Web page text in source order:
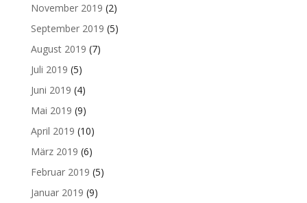
November 2019 (2)
September 2019 (5)
August 2019 (7)
Juli 2019 (5)
Juni 2019 (4)
Mai 2019 (9)
April 2019 (10)
März 2019 (6)
Februar 2019 (5)
Januar 2019 (9)